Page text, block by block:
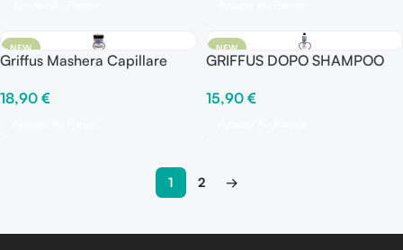
NEW
Griffus Mashera Capillare
18,90 €
NEW
GRIFFUS DOPO SHAMPOO
15,90 €
1 2 →